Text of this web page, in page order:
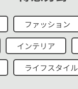
ファッション
インテリア
ライフスタイル